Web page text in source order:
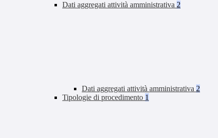
Dati aggregati attività amministrativa 2
Dati aggregati attività amministrativa 2
Tipologie di procedimento 1